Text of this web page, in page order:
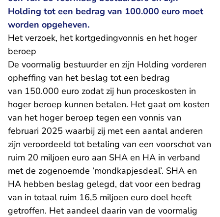
Holding tot een bedrag van 100.000 euro moet
worden opgeheven.
Het verzoek, het kortgedingvonnis en het hoger
beroep
De voormalig bestuurder en zijn Holding vorderen
opheffing van het beslag tot een bedrag
van 150.000 euro zodat zij hun proceskosten in
hoger beroep kunnen betalen. Het gaat om kosten
van het hoger beroep tegen een vonnis van
februari 2025 waarbij zij met een aantal anderen
zijn veroordeeld tot betaling van een voorschot van
ruim 20 miljoen euro aan SHA en HA in verband
met de zogenoemde ‘mondkapjesdeal’. SHA en
HA hebben beslag gelegd, dat voor een bedrag
van in totaal ruim 16,5 miljoen euro doel heeft
getroffen. Het aandeel daarin van de voormalig